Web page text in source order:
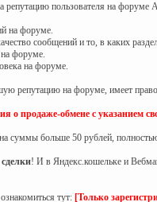
репутацию пользователя на форуме
на форуме.
сообщений и то, в каких
на форуме.
на форуме.
репутацию на форуме, имеет право
о продаже-обмене с указанием
суммы больше 50 рублей,
! И в Яндекс.кошельке и
тут: [Только